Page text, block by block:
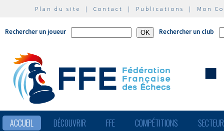
Plan du site | Contact | Publications | Mon
Rechercher un joueur Rechercher un club
ACCUEIL DÉCOUVRIR FFE COMPÉTITIONS